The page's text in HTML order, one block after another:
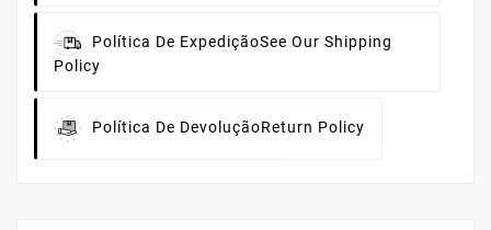
Política De ExpediçãoSee Our Shipping
Policy
Política De DevoluçãoReturn Policy